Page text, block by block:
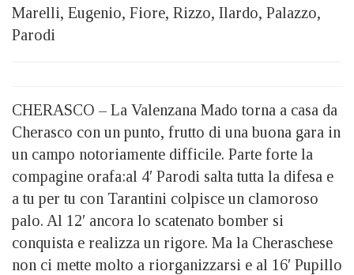
Marelli, Eugenio, Fiore, Rizzo, Ilardo, Palazzo,
Parodi
CHERASCO – La Valenzana Mado torna a casa da
Cherasco con un punto, frutto di una buona gara in
un campo notoriamente difficile. Parte forte la
compagine orafa:al 4′ Parodi salta tutta la difesa e
a tu per tu con Tarantini colpisce un clamoroso
palo. Al 12′ ancora lo scatenato bomber si
conquista e realizza un rigore. Ma la Cheraschese
non ci mette molto a riorganizzarsi e al 16′ Pupillo